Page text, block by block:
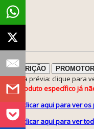
DESCRIÇÃO PROMOTOR
ℹ️ Nota prévia: clique para
Este produto específico já
clicar aqui para ver
clicar aqui para ver